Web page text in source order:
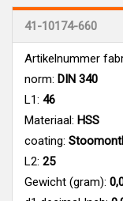
41-10174-660
Artikelnummer
norm: DIN 340
L1: 46
Materiaal: HSS
coating:
L2: 25
Gewicht (gram):